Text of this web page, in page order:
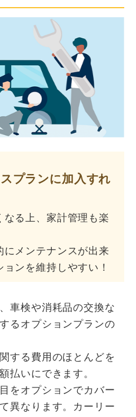
プランに加入すれ
る上、家計管理も楽
にメンテナンスが出来
ンを維持しやすい！
車検や消耗品の交換な
るオプションプランの
する費用のほとんどを
払いにできます。
をオプションでカバー
異なります。カーリー